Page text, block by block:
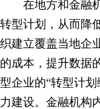
在地方和金融机
转型计划，从而降
织建立覆盖当地企
的成本，提升数据
型企业的“转型计
力建设。金融机构